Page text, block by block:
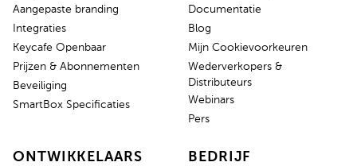
Aangepaste branding
Integraties
Keycafe Openbaar
Prijzen & Abonnementen
Beveiliging
SmartBox Specificaties
Documentatie
Blog
Mijn Cookievoorkeuren
Wederverkopers &
Distributeurs
Webinars
Pers
ONTWIKKELAARS BEDRIJF